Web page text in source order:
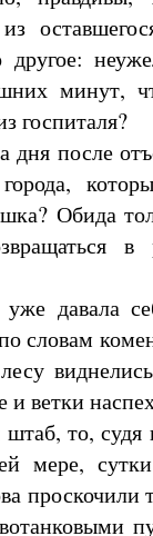
минут,
госпиталя?
после
Обида
в
давала
словам
ветки
то,
мере,
проскочили